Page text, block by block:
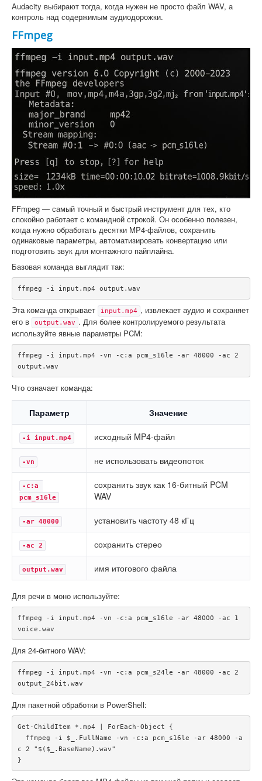
Audacity выбирают тогда, когда нужен не просто файл WAV, а
контроль над содержимым аудиодорожки.
FFmpeg
FFmpeg — самый точный и быстрый инструмент для тех, кто
спокойно работает с командной строкой. Он особенно полезен,
когда нужно обработать десятки MP4-файлов, сохранить
одинаковые параметры, автоматизировать конвертацию или
подготовить звук для монтажного пайплайна.
Базовая команда выглядит так:
Эта команда открывает input.mp4 , извлекает аудио и сохраняет
его в
output.wav . Для более контролируемого результата
используйте явные параметры PCM:
ffmpeg -i input.mp4 -vn -c:a pcm_s16le -ar 48000 -ac 2
Что означает команда:
Параметр Значение
-i input.mp4 исходный MP4-файл
-vn не использовать видеопоток
-c:a
pcm_s16le
сохранить звук как 16-битный PCM
WAV
-ar 48000 установить частоту 48 кГц
-ac 2 сохранить стерео
output.wav имя итогового файла
Для речи в моно используйте:
ffmpeg -i input.mp4 -vn -c:a pcm_s16le -ar 48000 -ac 1
Для 24-битного WAV:
ffmpeg -i input.mp4 -vn -c:a pcm_s24le -ar 48000 -ac 2
Для пакетной обработки в PowerShell:
Get-ChildItem *.mp4 | ForEach-Object {
c 2 "$($_.BaseName).wav"